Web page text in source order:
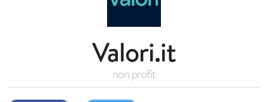
Valori.it
non profit